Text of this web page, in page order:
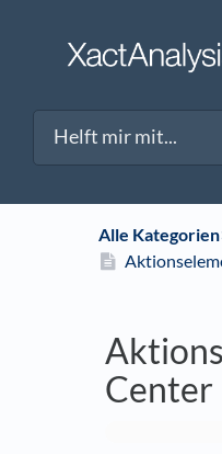
Alle Kategorien
Center